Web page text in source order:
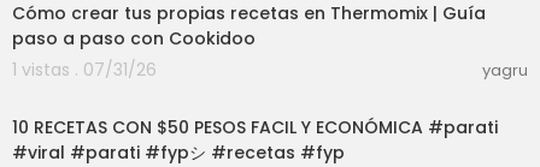
Cómo crear tus propias recetas en Thermomix | Guía
paso a paso con Cookidoo
1 vistas . 07/31/26
yagru
10 RECETAS CON $50 PESOS FACIL Y ECONÓMICA #parati
#viral #parati #fypシ #recetas #fyp